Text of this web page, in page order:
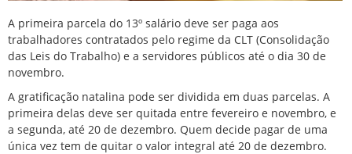
A primeira parcela do 13º salário deve ser paga aos
trabalhadores contratados pelo regime da CLT (Consolidação
das Leis do Trabalho) e a servidores públicos até o dia 30 de
novembro.
A gratificação natalina pode ser dividida em duas parcelas. A
primeira delas deve ser quitada entre fevereiro e novembro, e
a segunda, até 20 de dezembro. Quem decide pagar de uma
única vez tem de quitar o valor integral até 20 de dezembro.